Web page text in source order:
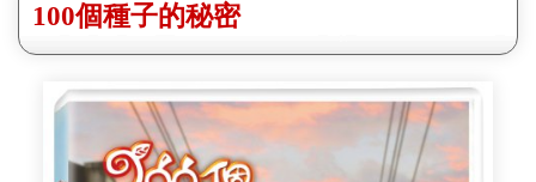
100個種子的秘密